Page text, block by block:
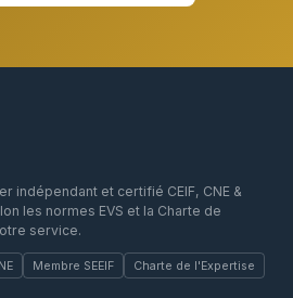
indépendant et certifié CEIF, CNE &
les normes EVS et la Charte de
service.
Membre SEEIF Charte de l'Expertise